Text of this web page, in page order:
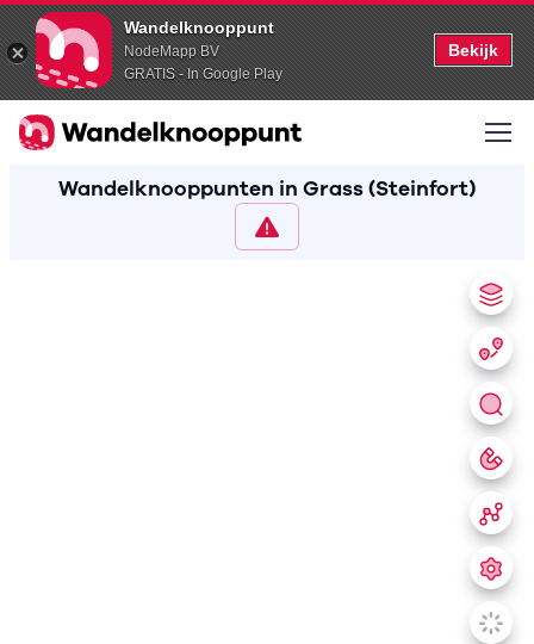
Wandelknooppunt
NodeMapp BV
GRATIS - In Google Play
Bekijk
Wandelknooppunten in Grass (Steinfort)